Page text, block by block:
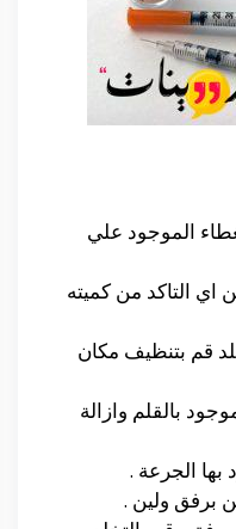
الموجود علي
اي التاكد من كميته
قم بتنظيف مكان
بالقلم وازالة
الجرعة .
برفق ولين .